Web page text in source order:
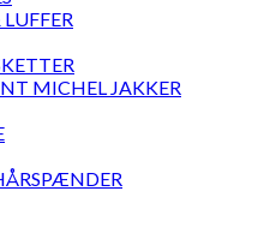
MICHEL JAKKER